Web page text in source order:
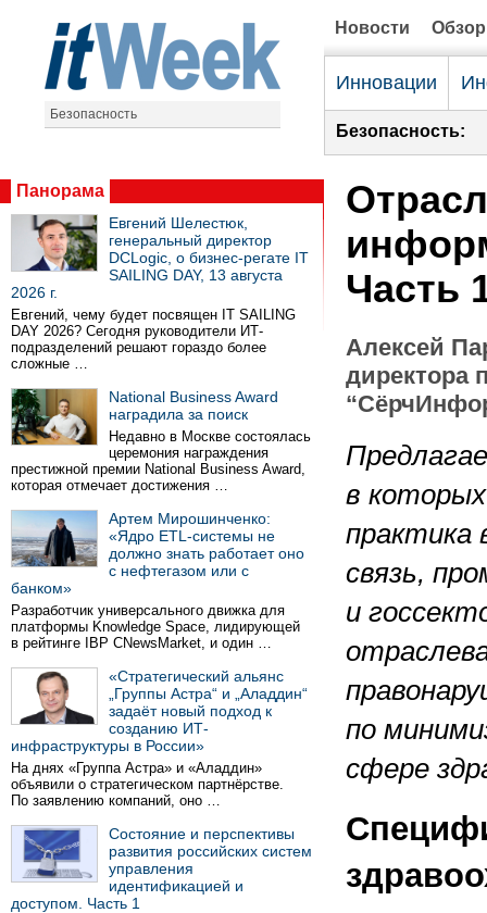
Безопасность
Новости
Инновации
Безопасность:
Панорама
Евгений Шелестюк,
генеральный директор
DCLogic, о бизнес-регате IT
SAILING DAY, 13 августа
2026 г.
Евгений, чему будет посвящен IT SAILING
DAY 2026? Сегодня руководители ИТ-
подразделений решают гораздо более
сложные …
National Business Award
наградила за поиск
Недавно в Москве состоялась
церемония награждения
престижной премии National Business Award,
которая отмечает достижения …
Артем Мирошинченко:
«Ядро ETL-системы не
должно знать работает оно
с нефтегазом или с
банком»
Разработчик универсального движка для
платформы Knowledge Space, лидирующей
в рейтинге IBP CNewsMarket, и один …
«Стратегический альянс
„Группы Астра“ и „Аладдин“
задаёт новый подход к
созданию ИТ-
инфраструктуры в России»
На днях «Группа Астра» и «Аладдин»
объявили о стратегическом партнёрстве.
По заявлению компаний, оно …
Состояние и перспективы
развития российских систем
управления
идентификацией и
доступом. Часть 1
Часть
Алексей
директора
в
практика
связь,
и
по
сфере